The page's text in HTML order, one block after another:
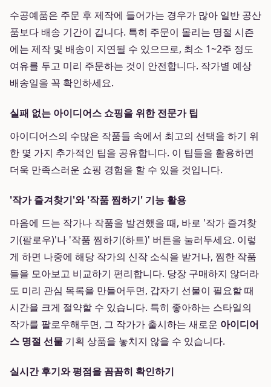
수공예품은 주문 후 제작에 들어가는 경우가 많아 일반 공산
품보다 배송 기간이 깁니다. 특히 주문이 몰리는 명절 시즌
에는 제작 및 배송이 지연될 수 있으므로, 최소 1~2주 정도
여유를 두고 미리 주문하는 것이 안전합니다. 작가별 예상
배송일을 꼭 확인하세요.
실패 없는 아이디어스 쇼핑을 위한 전문가 팁
아이디어스의 수많은 작품들 속에서 최고의 선택을 하기 위
한 몇 가지 추가적인 팁을 공유합니다. 이 팁들을 활용하면
더욱 만족스러운 쇼핑 경험을 할 수 있을 것입니다.
'작가 즐겨찾기'와 '작품 찜하기' 기능 활용
마음에 드는 작가나 작품을 발견했을 때, 바로 '작가 즐겨찾
기(팔로우)'나 '작품 찜하기(하트)' 버튼을 눌러두세요. 이렇
게 하면 나중에 해당 작가의 신작 소식을 받거나, 찜한 작품
들을 모아보고 비교하기 편리합니다. 당장 구매하지 않더라
도 미리 관심 목록을 만들어두면, 갑자기 선물이 필요할 때
시간을 크게 절약할 수 있습니다. 특히 좋아하는 스타일의
작가를 팔로우해두면, 그 작가가 출시하는 새로운 아이디어
스 명절 선물 기획 상품을 놓치지 않을 수 있습니다.
실시간 후기와 평점을 꼼꼼히 확인하기